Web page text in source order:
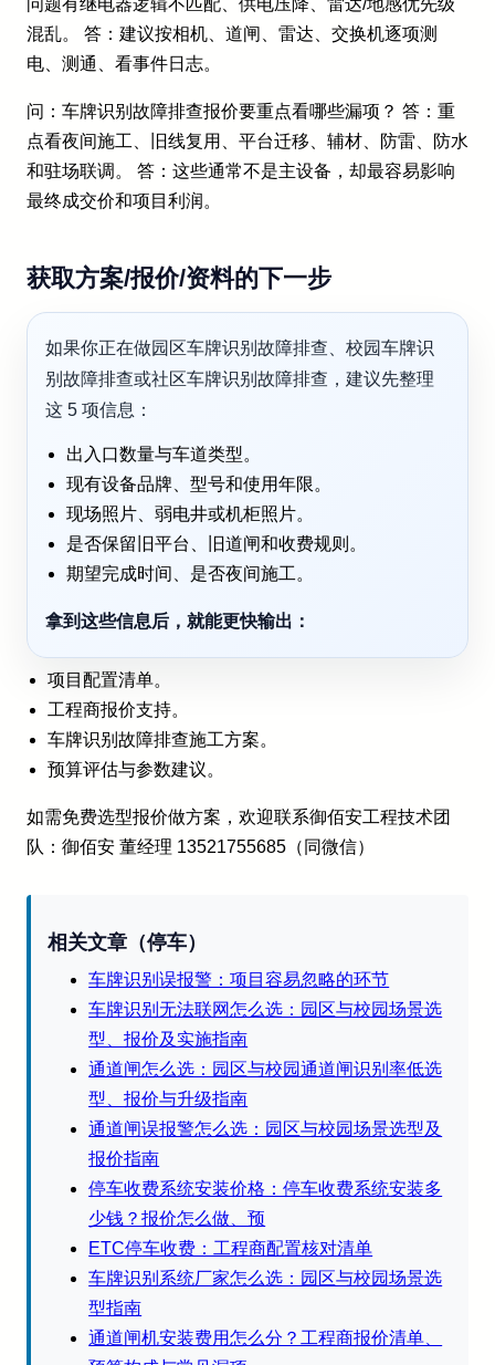
问题有继电器逻辑不匹配、供电压降、雷达/地感优先级
混乱。 答：建议按相机、道闸、雷达、交换机逐项测
电、测通、看事件日志。
问：车牌识别故障排查报价要重点看哪些漏项？ 答：重
点看夜间施工、旧线复用、平台迁移、辅材、防雷、防水
和驻场联调。 答：这些通常不是主设备，却最容易影响
最终成交价和项目利润。
获取方案/报价/资料的下一步
如果你正在做园区车牌识别故障排查、校园车牌识
别故障排查或社区车牌识别故障排查，建议先整理
这 5 项信息：
出入口数量与车道类型。
现有设备品牌、型号和使用年限。
现场照片、弱电井或机柜照片。
是否保留旧平台、旧道闸和收费规则。
期望完成时间、是否夜间施工。
拿到这些信息后，就能更快输出：
项目配置清单。
工程商报价支持。
车牌识别故障排查施工方案。
预算评估与参数建议。
如需免费选型报价做方案，欢迎联系御佰安工程技术团
队：御佰安 董经理 13521755685（同微信）
相关文章（停车）
车牌识别误报警：项目容易忽略的环节
车牌识别无法联网怎么选：园区与校园场景选
型、报价及实施指南
通道闸怎么选：园区与校园通道闸识别率低选
型、报价与升级指南
通道闸误报警怎么选：园区与校园场景选型及
报价指南
停车收费系统安装价格：停车收费系统安装多
少钱？报价怎么做、预
ETC停车收费：工程商配置核对清单
车牌识别系统厂家怎么选：园区与校园场景选
型指南
通道闸机安装费用怎么分？工程商报价清单、